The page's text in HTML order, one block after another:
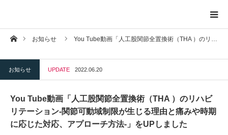
ホームお知らせ You Tube動画「人工股関節全置換術（THA ）のリ…
お知らせ UPDATE 2022.06.20
You Tube動画「人工股関節全置換術（THA ）のリハビ
リテーション-関節可動域制限が生じる理由と痛みや時期
に応じた対応、アプローチ方法-」をUPしました
トップページ
プロフィール
お問い合わせ
プライバシーポリシー